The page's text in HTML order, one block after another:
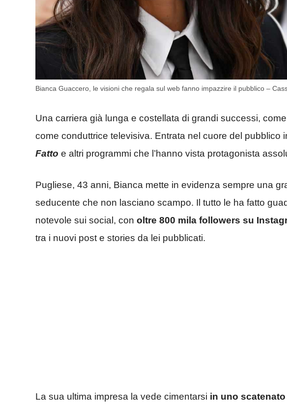
Bianca Guaccero, le visioni che regala sul web fanno impazzire il pubblico –
Una carriera già lunga e costellata di grandi successi,
come conduttrice televisiva. Entrata nel cuore del pubblico
Fatto e altri programmi che l’hanno vista protagonista
Pugliese, 43 anni, Bianca mette in evidenza sempre una
seducente che non lasciano scampo. Il tutto le ha fatto
notevole sui social, con oltre 800 mila followers su
tra i nuovi post e stories da lei pubblicati.
La sua ultima impresa la vede cimentarsi in uno